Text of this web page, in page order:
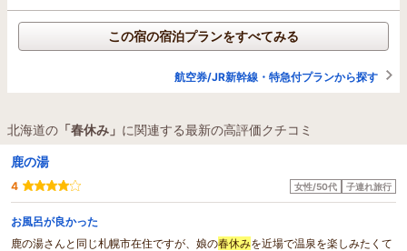
この宿の宿泊プランをすべてみる
航空券/JR新幹線・特急付プランから探す
北海道の 「春休み」 に関連する最新の高評価クチコミ
鹿の湯
4 女性/50代 子連れ旅行
お風呂が良かった
鹿の湯さんと同じ札幌市在住ですが、娘の春休みを近場で温泉を楽しみたくて